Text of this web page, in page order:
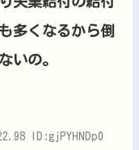
多くなるから倒
いの。
ID:gjPYHNDp0